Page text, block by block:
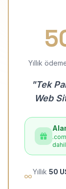
Yıllık
"Tek
Web
Yıllık 50